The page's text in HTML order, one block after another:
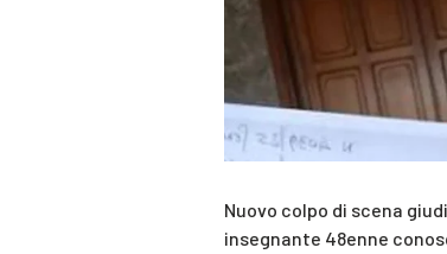
Nuovo colpo di scena
insegnante 48enne